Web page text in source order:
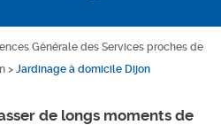
Générale des Services proches de
> Jardinage à domicile Dijon
de longs moments de